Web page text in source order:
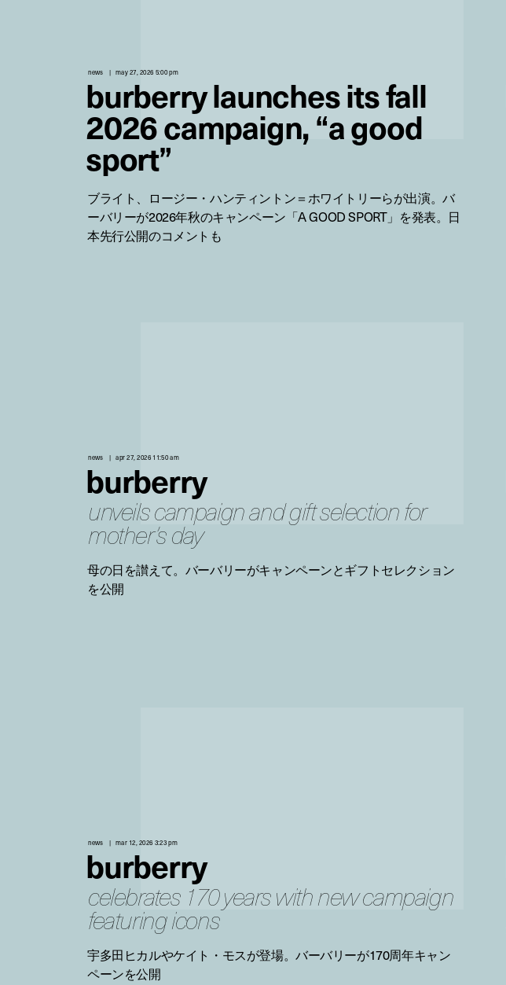
news may 27, 2026 5:00 pm
burberry launches its fall
2026 campaign, “a good
sport”
ブライト、ロージー・ハンティントン＝ホワイトリーらが出演。バ
ーバリーが2026年秋のキャンペーン「A GOOD SPORT」を発表。日
本先行公開のコメントも
news apr 27, 2026 11:50 am
burberry
unveils campaign and gift selection for
mother’s day
母の日を讃えて。バーバリーがキャンペーンとギフトセレクション
を公開
news mar 12, 2026 3:23 pm
burberry
celebrates 170 years with new campaign
featuring icons
宇多田ヒカルやケイト・モスが登場。バーバリーが170周年キャン
ペーンを公開